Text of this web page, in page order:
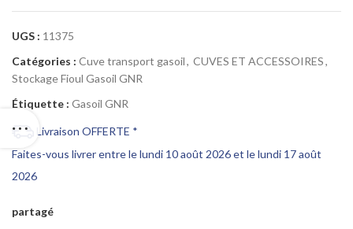
UGS : 11375
Catégories : Cuve transport gasoil, CUVES ET ACCESSOIRES,
Stockage Fioul Gasoil GNR
Étiquette : Gasoil GNR
Livraison OFFERTE *
Faites-vous livrer entre le lundi 10 août 2026 et le lundi 17 août
2026
partagé